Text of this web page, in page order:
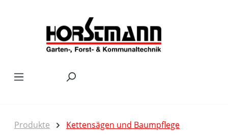
Produkte Kettensägen und Baumpflege